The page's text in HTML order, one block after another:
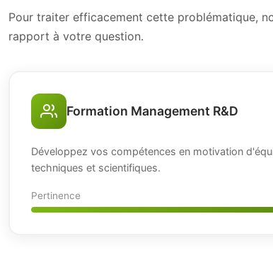
Pour traiter efficacement cette problématique,
rapport à votre question.
Formation Management R&D
Développez vos compétences en motivation
techniques et scientifiques.
Pertinence